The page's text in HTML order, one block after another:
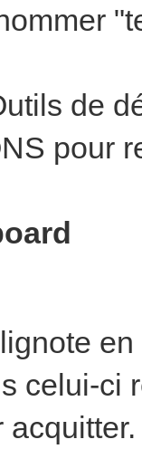
de
Merci
de
pour
celui-ci
acquitter.